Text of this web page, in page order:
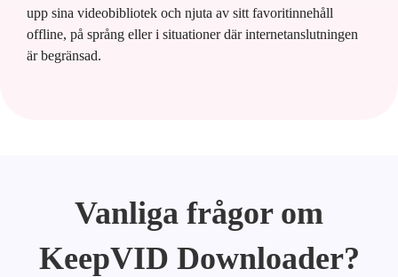
upp sina videobibliotek och njuta av sitt favoritinnehåll
offline, på språng eller i situationer där internetanslutningen
är begränsad.
Vanliga frågor om
KeepVID Downloader?